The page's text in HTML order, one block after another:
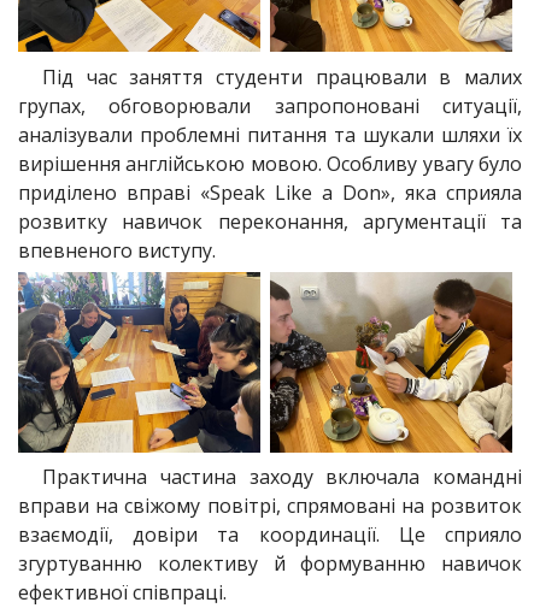
Під час заняття студенти працювали в малих
групах, обговорювали запропоновані ситуації,
аналізували проблемні питання та шукали шляхи їх
вирішення англійською мовою. Особливу увагу було
приділено вправі «Speak Like a Don», яка сприяла
розвитку навичок переконання, аргументації та
впевненого виступу.
Практична частина заходу включала командні
вправи на свіжому повітрі, спрямовані на розвиток
взаємодії, довіри та координації. Це сприяло
згуртуванню колективу й формуванню навичок
ефективної співпраці.